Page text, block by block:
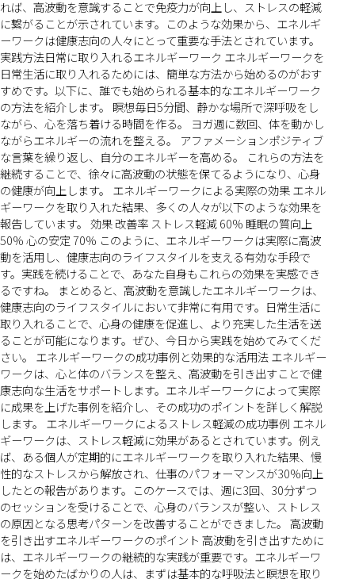
れば、高波動を意識することで免疫力が向上し、ストレスの軽減
に繋がることが示されています。このような効果から、エネルギ
ーワークは健康志向の人々にとって重要な手法とされています。
実践方法日常に取り入れるエネルギーワーク エネルギーワークを
日常生活に取り入れるためには、簡単な方法から始めるのがおす
すめです。以下に、誰でも始められる基本的なエネルギーワーク
の方法を紹介します。 瞑想毎日5分間、静かな場所で深呼吸をし
ながら、心を落ち着ける時間を作る。 ヨガ週に数回、体を動かし
ながらエネルギーの流れを整える。 アファメーションポジティブ
な言葉を繰り返し、自分のエネルギーを高める。 これらの方法を
継続することで、徐々に高波動の状態を保てるようになり、心身
の健康が向上します。 エネルギーワークによる実際の効果 エネル
ギーワークを取り入れた結果、多くの人々が以下のような効果を
報告しています。 効果 改善率 ストレス軽減 60% 睡眠の質向上
50% 心の安定 70% このように、エネルギーワークは実際に高波
動を活用し、健康志向のライフスタイルを支える有効な手段で
す。実践を続けることで、あなた自身もこれらの効果を実感でき
るですね。 まとめると、高波動を意識したエネルギーワークは、
健康志向のライフスタイルにおいて非常に有用です。日常生活に
取り入れることで、心身の健康を促進し、より充実した生活を送
ることが可能になります。ぜひ、今日から実践を始めてみてくだ
さい。 エネルギーワークの成功事例と効果的な活用法 エネルギー
ワークは、心と体のバランスを整え、高波動を引き出すことで健
康志向な生活をサポートします。エネルギーワークによって実際
に成果を上げた事例を紹介し、その成功のポイントを詳しく解説
します。 エネルギーワークによるストレス軽減の成功事例 エネル
ギーワークは、ストレス軽減に効果があるとされています。例え
ば、ある個人が定期的にエネルギーワークを取り入れた結果、慢
性的なストレスから解放され、仕事のパフォーマンスが30%向上
したとの報告があります。このケースでは、週に3回、30分ずつ
のセッションを受けることで、心身のバランスが整い、ストレス
の原因となる思考パターンを改善することができました。 高波動
を引き出すエネルギーワークのポイント 高波動を引き出すために
は、エネルギーワークの継続的な実践が重要です。エネルギーワ
ークを始めたばかりの人は、まずは基本的な呼吸法と瞑想を取り